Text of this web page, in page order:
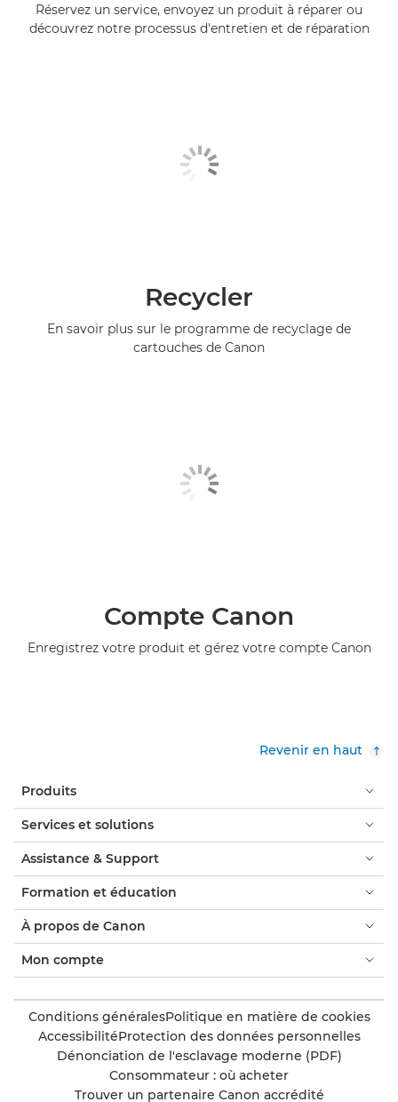
Réservez un service, envoyez un produit à réparer ou
découvrez notre processus d'entretien et de réparation
Recycler
En savoir plus sur le programme de recyclage de
cartouches de Canon
Compte Canon
Enregistrez votre produit et gérez votre compte Canon
Revenir en haut
Produits
Services et solutions
Assistance & Support
Formation et éducation
À propos de Canon
Mon compte
Conditions généralesPolitique en matière de cookies
AccessibilitéProtection des données personnelles
Dénonciation de l'esclavage moderne (PDF)
Consommateur : où acheter
Trouver un partenaire Canon accrédité